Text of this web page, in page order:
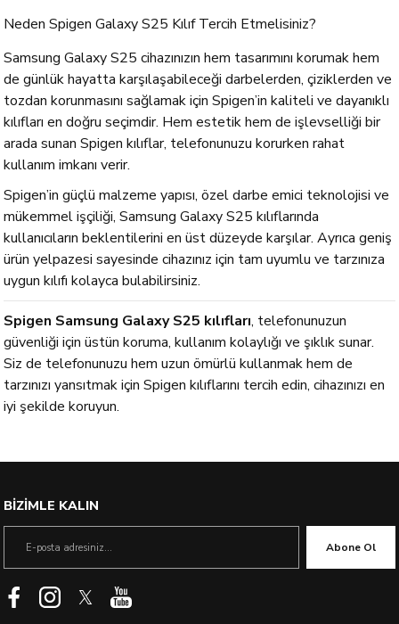
Neden Spigen Galaxy S25 Kılıf Tercih Etmelisiniz?
Samsung Galaxy S25 cihazınızın hem tasarımını korumak hem
de günlük hayatta karşılaşabileceği darbelerden, çiziklerden ve
tozdan korunmasını sağlamak için Spigen’in kaliteli ve dayanıklı
kılıfları en doğru seçimdir. Hem estetik hem de işlevselliği bir
arada sunan Spigen kılıflar, telefonunuzu korurken rahat
kullanım imkanı verir.
Spigen’in güçlü malzeme yapısı, özel darbe emici teknolojisi ve
mükemmel işçiliği, Samsung Galaxy S25 kılıflarında
kullanıcıların beklentilerini en üst düzeyde karşılar. Ayrıca geniş
ürün yelpazesi sayesinde cihazınız için tam uyumlu ve tarzınıza
uygun kılıfı kolayca bulabilirsiniz.
Spigen Samsung Galaxy S25 kılıfları, telefonunuzun
güvenliği için üstün koruma, kullanım kolaylığı ve şıklık sunar.
Siz de telefonunuzu hem uzun ömürlü kullanmak hem de
tarzınızı yansıtmak için Spigen kılıflarını tercih edin, cihazınızı en
iyi şekilde koruyun.
BİZİMLE KALIN
Abone Ol